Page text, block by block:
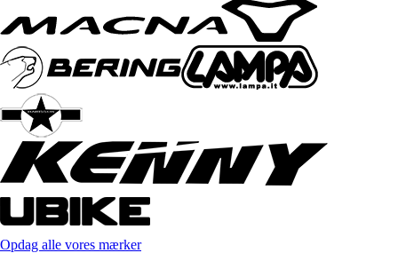
Opdag alle vores mærker